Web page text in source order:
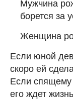
Мужчина
борется за
Женщина
Если юной
скоро ей
Если спящему
его ждет